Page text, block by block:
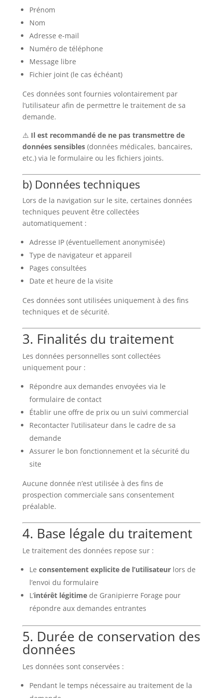
Prénom
Nom
Adresse e-mail
Numéro de téléphone
Message libre
Fichier joint (le cas échéant)
Ces données sont fournies volontairement par
l’utilisateur afin de permettre le traitement de sa
demande.
⚠️ Il est recommandé de ne pas transmettre de
données sensibles(données médicales, bancaires,
etc.) via le formulaire ou les fichiers joints.
b) Données techniques
Lors de la navigation sur le site, certaines données
techniques peuvent être collectées
automatiquement :
Adresse IP (éventuellement anonymisée)
Type de navigateur et appareil
Pages consultées
Date et heure de la visite
Ces données sont utilisées uniquement à des fins
techniques et de sécurité.
3. Finalités du traitement
Les données personnelles sont collectées
uniquement pour :
Répondre aux demandes envoyées via le
formulaire de contact
Établir une offre de prix ou un suivi commercial
Recontacter l’utilisateur dans le cadre de sa
demande
Assurer le bon fonctionnement et la sécurité du
site
Aucune donnée n’est utilisée à des fins de
prospection commerciale sans consentement
préalable.
4. Base légale du traitement
Le traitement des données repose sur :
Le consentement explicite de l’utilisateurlors de
l’envoi du formulaire
L’intérêt légitimede Granipierre Forage pour
répondre aux demandes entrantes
5. Durée de conservation des
données
Les données sont conservées :
Pendant le temps nécessaire au traitement de la